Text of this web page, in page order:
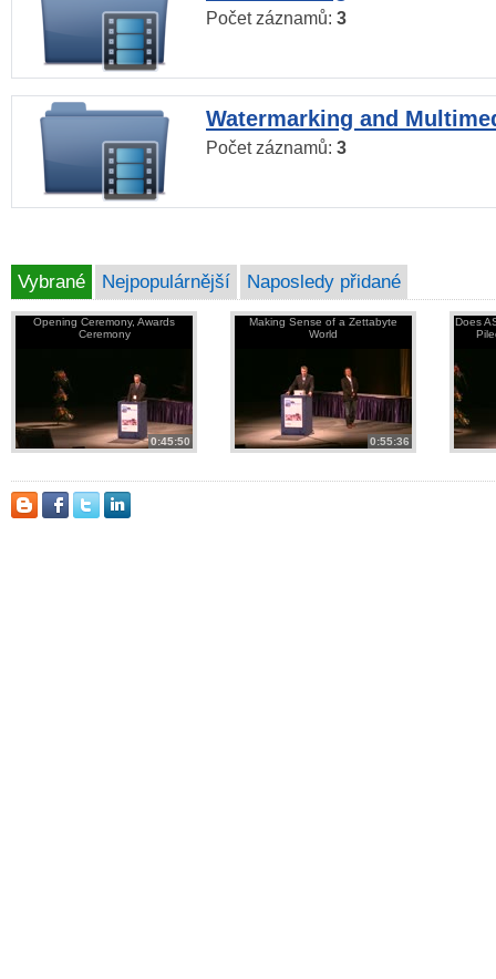
Počet záznamů: 3
Watermarking and
Počet záznamů: 3
Vybrané Nejpopulárnější Naposledy přidané
Opening Ceremony, Awards
Ceremony
0:45:50
Making Sense of a Zettabyte
World
0:55:36
Does